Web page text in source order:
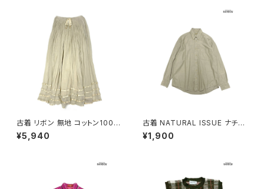
古着 リボン 無地 コットン100％
ロング丈 スカート ベージュ (ba
2607019)
¥5,940
古着 NATURAL ISSUE ナチュ
ラルイシュー 前開き 無地 コット
ン100％ 長袖 シャツ ベージュ
¥1,900